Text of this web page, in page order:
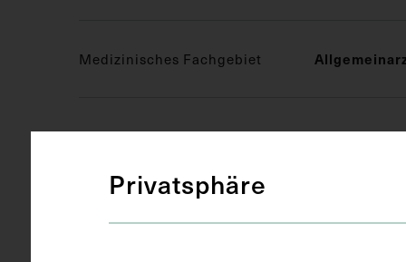
Medizinisches Fachgebiet
Objektart Druckgrafik
Privatsphäre